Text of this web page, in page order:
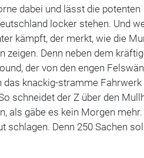
dabei und lässt die potenten
locker stehen. Und
kämpft, der merkt, wie die
zeigen. Denn neben dem
der von den engen
knackig-stramme Fahrwerk
schneidet der Z über den
als gäbe es kein Morgen
schlagen. Denn 250 Sachen